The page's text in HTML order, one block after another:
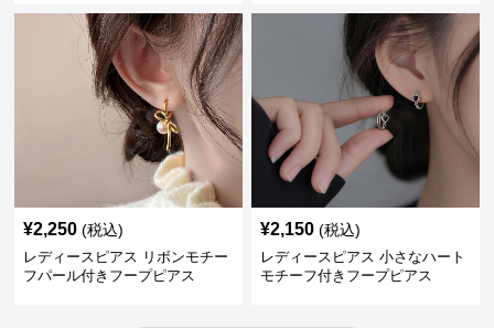
¥2,250 (税込)
レディースピアス リボンモチー
フパール付きフープピアス
¥2,150 (税込)
レディースピアス 小さなハート
モチーフ付きフープピアス